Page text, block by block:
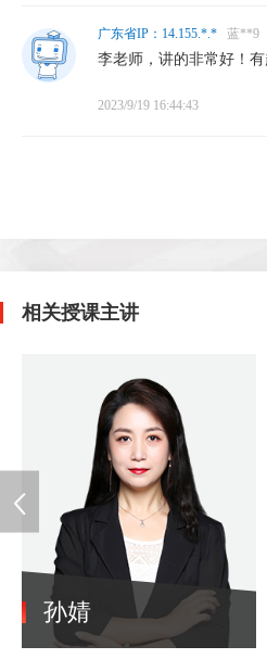
广东省IP：14.155.*.* 蓝**9
李老师，讲的非常好！
2023/9/19 16:44:43
相关授课主讲
孙婧